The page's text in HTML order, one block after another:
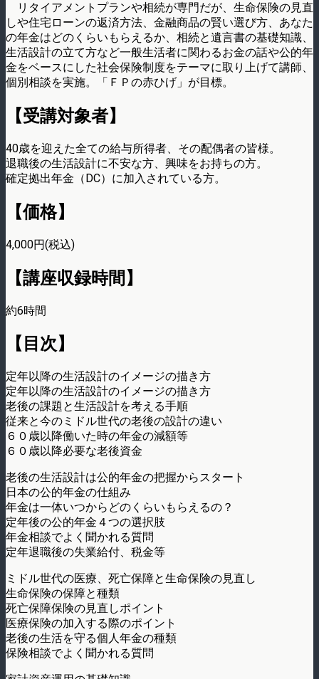
リタイアメントプランや相続が専門だが、生命保険の見直
しや住宅ローンの返済方法、金融商品の賢い選び方、あなた
の年金はどのくらいもらえるか、相続と遺言書の基礎知識、
生活設計の立て方など一般生活者に関わるお金の話や公的年
金をベースにした社会保険制度をテーマに取り上げて講師、
個別相談を実施。「ＦＰの赤ひげ」が目標。
【受講対象者】
40歳を迎えた全ての給与所得者、その配偶者の皆様。
退職後の生活設計に不安な方、興味をお持ちの方。
確定拠出年金（DC）に加入されている方。
【価格】
4,000円(税込)
【講座収録時間】
約6時間
【目次】
定年以降の生活設計のイメージの描き方
定年以降の生活設計のイメージの描き方
老後の課題と生活設計を考える手順
従来と今のミドル世代の老後の設計の違い
６０歳以降働いた時の年金の減額等
６０歳以降必要な老後資金
老後の生活設計は公的年金の把握からスタート
日本の公的年金の仕組み
年金は一体いつからどのくらいもらえるの？
定年後の公的年金４つの選択肢
年金相談でよく聞かれる質問
定年退職後の失業給付、税金等
ミドル世代の医療、死亡保障と生命保険の見直し
生命保険の保障と種類
死亡保障保険の見直しポイント
医療保険の加入する際のポイント
老後の生活を守る個人年金の種類
保険相談でよく聞かれる質問